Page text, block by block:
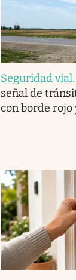
Seguridad vial.
señal de
con borde